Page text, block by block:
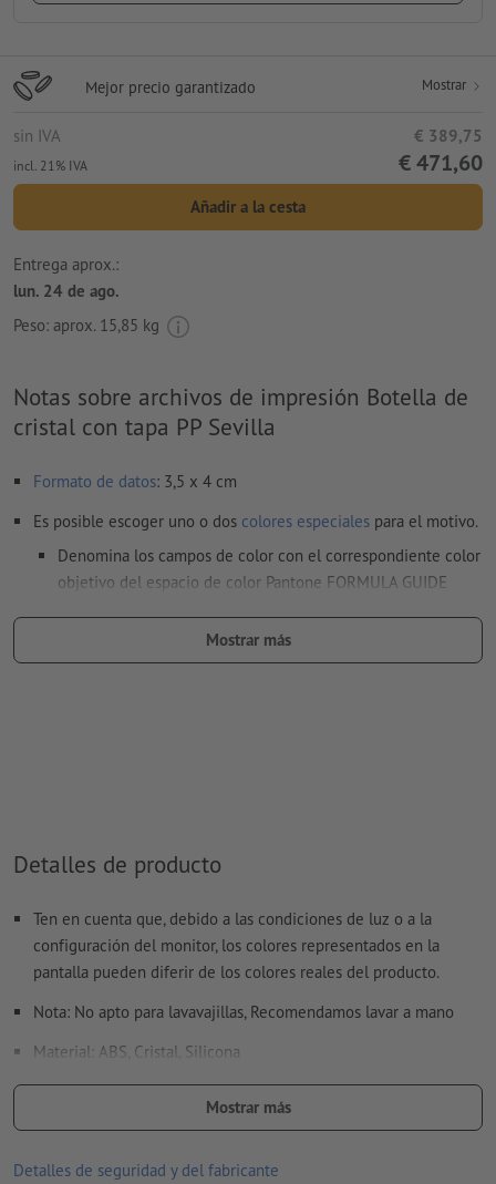
Mejor precio garantizado Mostrar
sin IVA € 389,75
incl. 21% IVA € 471,60
Añadir a la cesta
Entrega aprox.:
lun. 24 de ago.
Peso: aprox. 15,85 kg
Notas sobre archivos de impresión Botella de
cristal con tapa PP Sevilla
Formato de datos: 3,5 x 4 cm
Es posible escoger uno o dos colores especiales para el motivo.
Denomina los campos de color con el correspondiente color
objetivo del espacio de color Pantone FORMULA GUIDE
No son posibles los colores metálicos ni neón.
datos vectorialesen nuestro centro de ayuda.
No corregimos las faltas de ortografía y de sintaxis
¿Cómo creo archivos de impresión correctamente?
Mostrar más
Detalles de producto
Ten en cuenta que, debido a las condiciones de luz o a la
configuración del monitor, los colores representados en la
pantalla pueden diferir de los colores reales del producto.
Nota: No apto para lavavajillas, Recomendamos lavar a mano
Material: ABS, Cristal, Silicona
tamaño: 23,5 x ø 6,8 cm
Embalaje: cartón
Contenido: 450 ml
Mostrar más
Detalles de seguridad y del fabricante